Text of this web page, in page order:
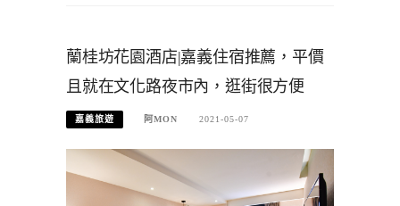
蘭桂坊花園酒店|嘉義住宿推薦，平價
且就在文化路夜市內，逛街很方便
嘉義旅遊 阿MON 2021-05-07